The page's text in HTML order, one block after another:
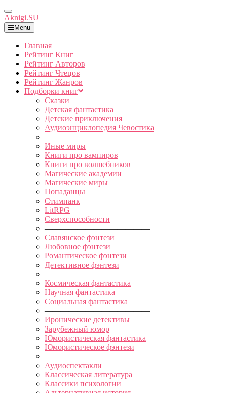
Toggle
Navigation
Aknigi.SU
Menu
Главная
Рейтинг Книг
Рейтинг Авторов
Рейтинг Чтецов
Рейтинг Жанров
Подборки книг
Сказки
Детская фантастика
Детские приключения
Аудиоэнциклопедия Чевостика
—————————————
Иные миры
Книги про вампиров
Книги про волшебников
Магические академии
Магические миры
Попаданцы
Стимпанк
LitRPG
Сверхспособности
—————————————
Славянское фэнтези
Любовное фэнтези
Романтическое фэнтези
Детективное фэнтези
—————————————
Космическая фантастика
Научная фантастика
Социальная фантастика
—————————————
Иронические детективы
Зарубежный юмор
Юмористическая фантастика
Юмористическое фэнтези
—————————————
Аудиоспектакли
Классическая литература
Классики психологии